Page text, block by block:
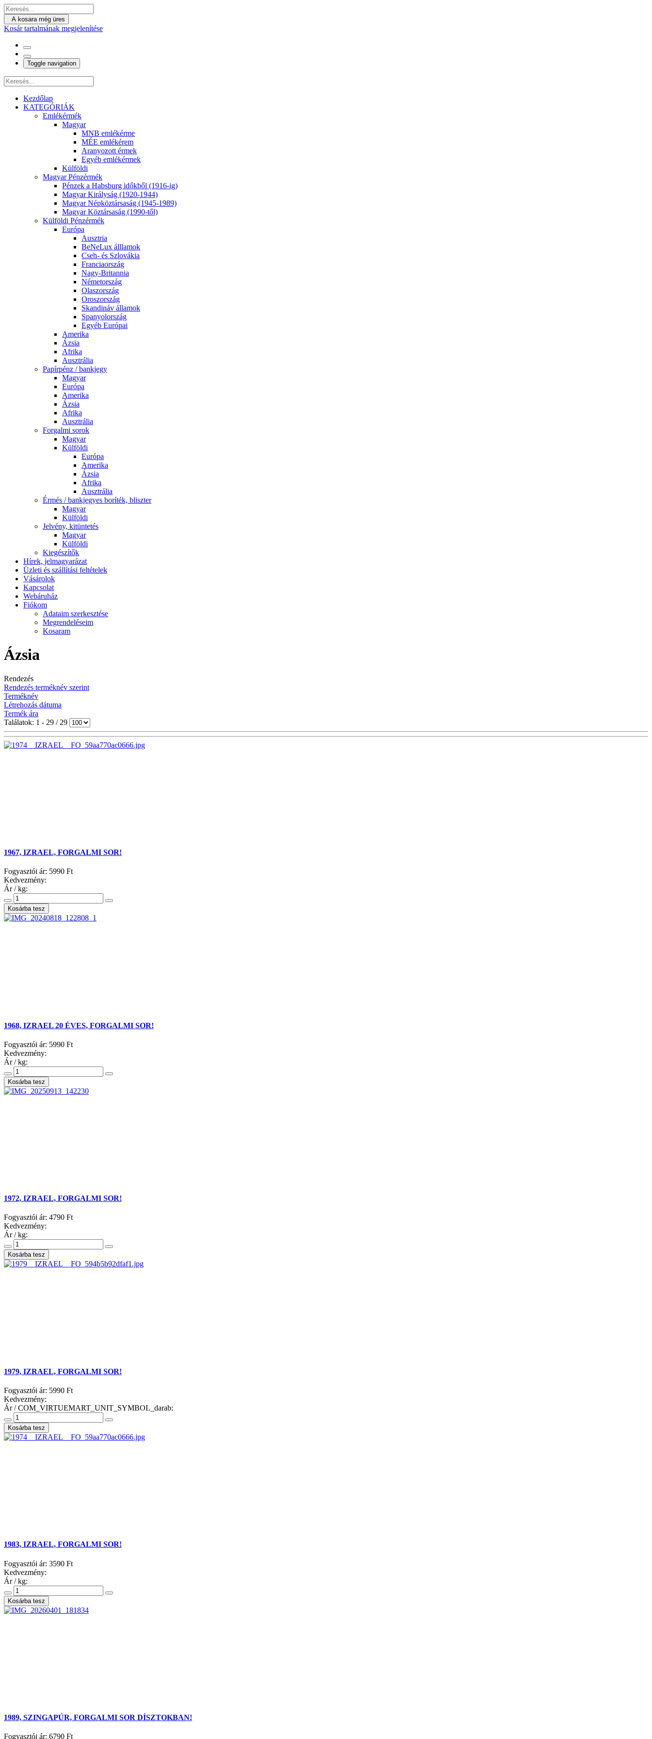
A kosara még üres
Kosár tartalmának megjelenítése
Toggle navigation
Kezdőlap
KATEGÓRIÁK
Emlékérmék
Magyar
MNB emlékérme
MÉE emlékérem
Aranyozott érmek
Egyéb emlékérmek
Külföldi
Magyar Pénzérmék
Pénzek a Habsburg időkből (1916-ig)
Magyar Királyság (1920-1944)
Magyar Népköztársaság (1945-1989)
Magyar Köztársaság (1990-től)
Külföldi Pénzérmék
Európa
Ausztria
BeNeLux álllamok
Cseh- és Szlovákia
Franciaország
Nagy-Britannia
Németország
Olaszország
Oroszország
Skandináv államok
Spanyolország
Egyéb Európai
Amerika
Ázsia
Afrika
Ausztrália
Papírpénz / bankjegy
Magyar
Európa
Amerika
Ázsia
Afrika
Ausztrália
Forgalmi sorok
Magyar
Külföldi
Európa
Amerika
Ázsia
Afrika
Ausztrália
Érmés / bankjegyes boríték, bliszter
Magyar
Külföldi
Jelvény, kitüntetés
Magyar
Külföldi
Kiegészítők
Hírek, jelmagyarázat
Üzleti és szállítási feltételek
Vásárolok
Kapcsolat
Webáruház
Fiókom
Adataim szerkesztése
Megrendeléseim
Kosaram
Ázsia
Rendezés
Rendezés terméknév szerint
Terméknév
Létrehozás dátuma
Termék ára
Találatok: 1 - 29 / 29
1967, IZRAEL, FORGALMI SOR!
Fogyasztói ár: 5990 Ft
Kedvezmény:
Ár / kg:
1968, IZRAEL 20 ÉVES, FORGALMI SOR!
Fogyasztói ár: 5990 Ft
Kedvezmény:
Ár / kg:
1972, IZRAEL, FORGALMI SOR!
Fogyasztói ár: 4790 Ft
Kedvezmény:
Ár / kg:
1979, IZRAEL, FORGALMI SOR!
Fogyasztói ár: 5990 Ft
Kedvezmény:
Ár / COM_VIRTUEMART_UNIT_SYMBOL_darab:
1983, IZRAEL, FORGALMI SOR!
Fogyasztói ár: 3590 Ft
Kedvezmény:
Ár / kg:
1989, SZINGAPÚR, FORGALMI SOR DÍSZTOKBAN!
Fogyasztói ár: 6790 Ft